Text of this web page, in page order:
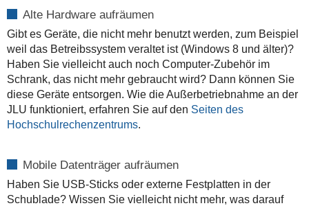
Alte Hardware aufräumen
Gibt es Geräte, die nicht mehr benutzt werden, zum Beispiel
weil das Betreibssystem veraltet ist (Windows 8 und älter)?
Haben Sie vielleicht auch noch Computer-Zubehör im
Schrank, das nicht mehr gebraucht wird? Dann können Sie
diese Geräte entsorgen. Wie die Außerbetriebnahme an der
JLU funktioniert, erfahren Sie auf den Seiten des
Hochschulrechenzentrums.
Mobile Datenträger aufräumen
Haben Sie USB-Sticks oder externe Festplatten in der
Schublade? Wissen Sie vielleicht nicht mehr, was darauf